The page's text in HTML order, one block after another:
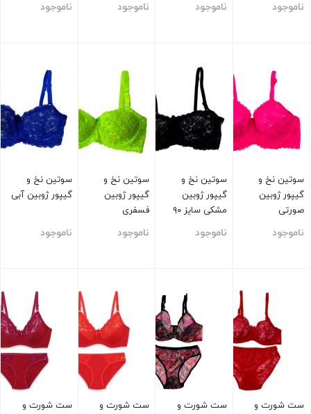
ناموجود ناموجود ناموجود ناموجود
سوتین نخ و
گیپور ژوبین
صورتی
ناموجود
سوتین نخ و
گیپور ژوبین
مشکی سایز ۹۰
ناموجود
سوتین نخ و
گیپور ژوبین
فسفری
ناموجود
سوتین نخ و
گیپور ژوبین آبی
ناموجود
ست شورت و
ست شورت و
ست شورت و
ست شورت و